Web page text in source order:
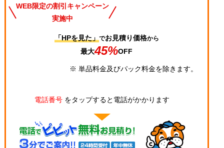
WEB限定の割引キャンペーン
実施中
「HPを見た」 でお見積り価格から
最大45%OFF
※ 単品料金及びパック料金を除きます。
電話番号 をタップすると電話がかかります